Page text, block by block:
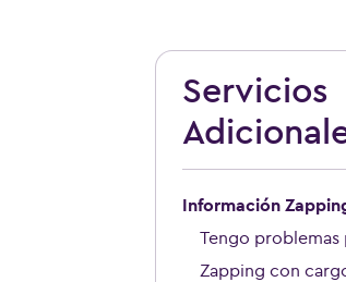
Servicios
Información
Tengo
Zapping con